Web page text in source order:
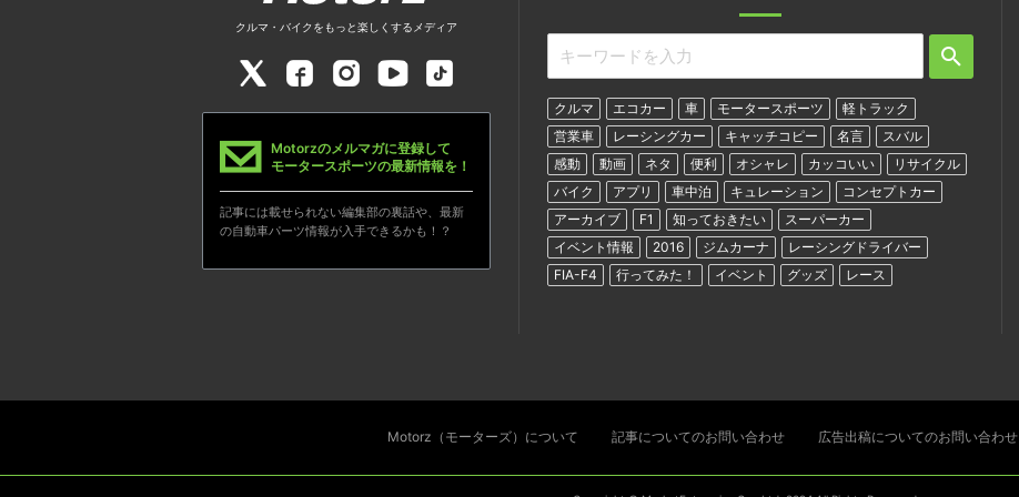
クルマ エコカー 車 モータースポーツ
軽トラック
営業車
レーシングカー キャッチコピー 名言
スバル
感動
動画 ネタ 便利 オシャレ カッコいい
リサイクル
バイク
アプリ 車中泊 キュレーション
コンセプトカー
アーカイブ
F1 知っておきたい
スーパーカー
イベント情報
2016 ジムカーナ
レーシングドライバー
FIA-F4
行ってみた！ イベント グッズ レース
クルマ・バイクをもっと楽しくするメディア
Motorzのメルマガに登録して
モータースポーツの最新情報を！
記事には載せられない編集部の裏話や、最新
の自動車パーツ情報が入手できるかも！？
Motorz（モーターズ）について 記事についてのお問い合わせ 広告出稿についてのお問い合わせ